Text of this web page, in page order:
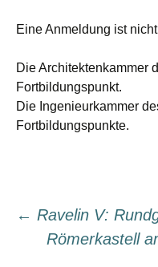
Eine Anmeldung ist
Die Architektenkammer
Fortbildungspunkt.
Die Ingenieurkammer
Fortbildungspunkte.
← Ravelin V:
Römerkastell